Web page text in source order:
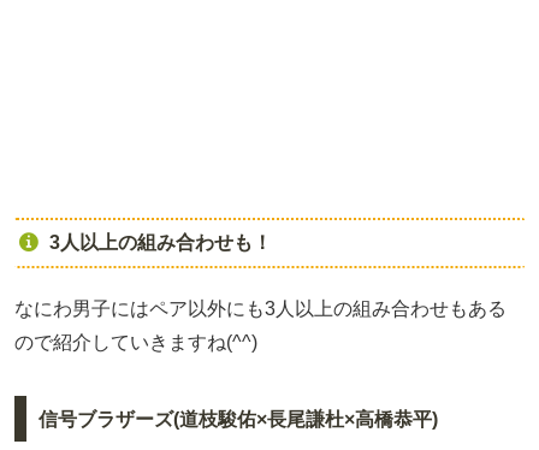
3人以上の組み合わせも！
なにわ男子にはペア以外にも3人以上の組み合わせもある
ので紹介していきますね(^^)
信号ブラザーズ(道枝駿佑×長尾謙杜×高橋恭平)